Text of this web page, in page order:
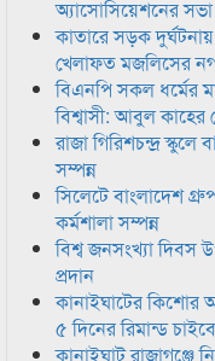
অ্যাসোসিয়েশনের
কাতারে সড়ক
খেলাফত মজলিসের
বিএনপি সকল ধর্মের
বিশ্বাসী: আবুল কাহের
রাজা গিরিশচন্দ্র স্কুলে
সম্পন্ন
সিলেটে বাংলাদেশ
কর্মশালা সম্পন্ন
বিশ্ব জনসংখ্যা দিবস
প্রদান
কানাইঘাটের
৫ দিনের রিমান্ড
কানাইঘাট